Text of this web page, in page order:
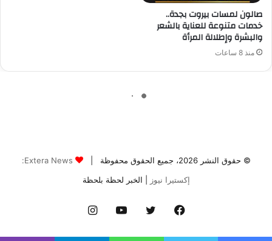
© حقوق النشر 2026، جميع الحقوق محفوظة |
Extera News:
إكستيرا نيوز
| الخبر لحظة بلحظة
فيسبوك تويتر يوتيوب